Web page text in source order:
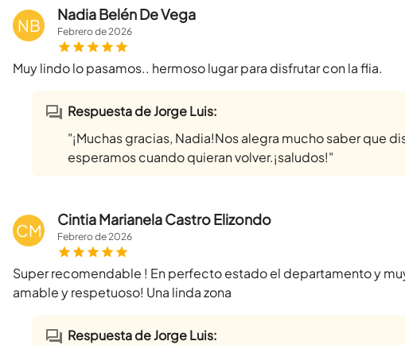
NB
Nadia Belén De Vega
Febrerode2026
Muy lindo lo pasamos.. hermoso lugar para disfrutar con la flia.
Respuesta de Jorge Luis:
"¡Muchas gracias, Nadia!Nos alegra mucho saber que
esperamos cuando quieran volver.¡saludos!"
CM
Cintia Marianela Castro Elizondo
Febrerode2026
Super recomendable ! En perfecto estado el departamento y
amable y respetuoso! Una linda zona
Respuesta de Jorge Luis: